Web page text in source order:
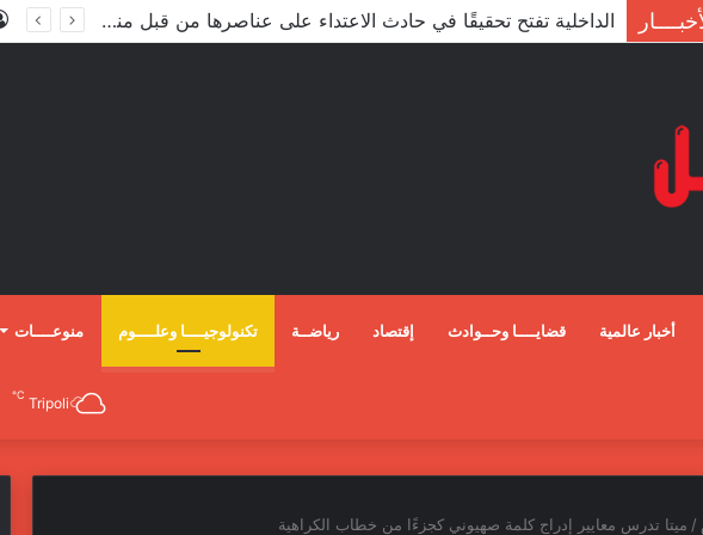
الأعور: اتفاقية ترسيم الحدود مع تركيا على طاولة النواب والاعتماد مرجّح
أخبار عالمية قضايــــا وحــوادث إقتصاد رياضــة تكنولوجيــــا وعلــــوم منوعــــات
Tripoli
℃
/ ميتا تدرس معايير إدراج كلمة صهيوني كجزءًا من خطاب الكراهية